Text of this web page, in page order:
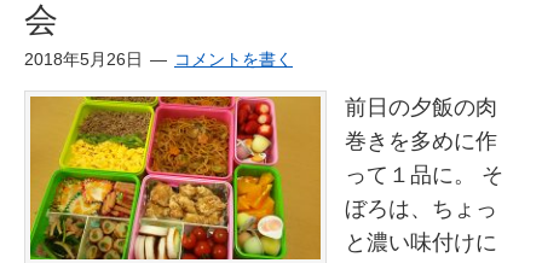
会
2018年5月26日 コメントを書く
前日の夕飯の肉
巻きを多めに作
って１品に。 そ
ぼろは、ちょっ
と濃い味付けに